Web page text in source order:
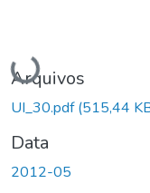
Carregando...
Arquivos
UI_30.pdf(515,44
Data
2012-05